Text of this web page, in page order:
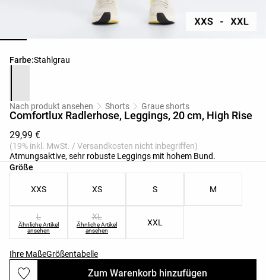
Farbe:Stahlgrau
Produktfarbliste
Nach produkt ansehen Shorts Graue shorts
Comfortlux Radlerhose, Leggings, 20 cm, High Rise
29,99 €
(19% inkl. MwSt. / Versandkosten nicht inbegriffen)
Atmungsaktive, sehr robuste Leggings mit hohem Bund.
Größe
Produktgrößenliste
XXS XS S M
L
Ähnliche Artikel
ansehen
XL
Ähnliche Artikel
ansehen
XXL
Ihre MaßeGrößentabelle
Zum Warenkorb hinzufügen